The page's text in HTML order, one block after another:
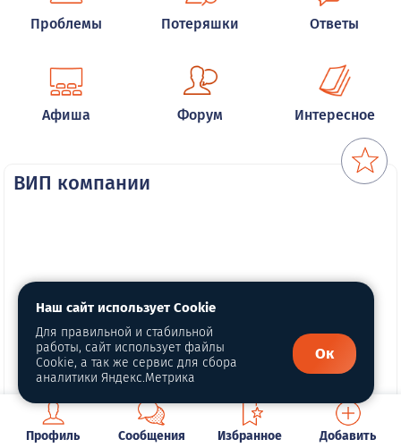
Проблемы Потеряшки Ответы
Афиша Форум Интересное
ВИП компании
Профиль Сообщения Избранное Добавить
Наш сайт использует Cookie
Для правильной и стабильной
работы, сайт использует файлы
Cookie, а так же сервис для сбора
аналитики Яндекс.Метрика
Ок